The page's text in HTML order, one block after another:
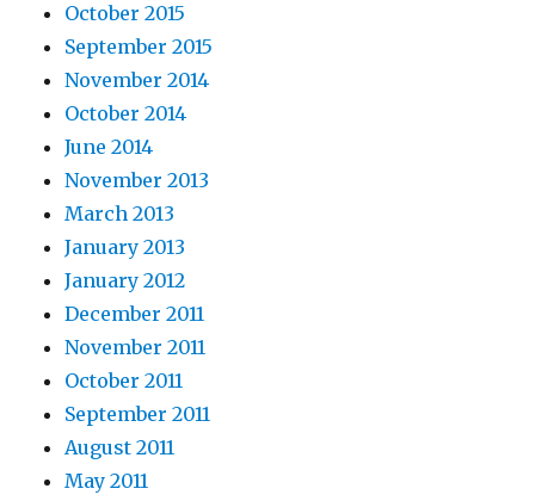
October 2015
September 2015
November 2014
October 2014
June 2014
November 2013
March 2013
January 2013
January 2012
December 2011
November 2011
October 2011
September 2011
August 2011
May 2011